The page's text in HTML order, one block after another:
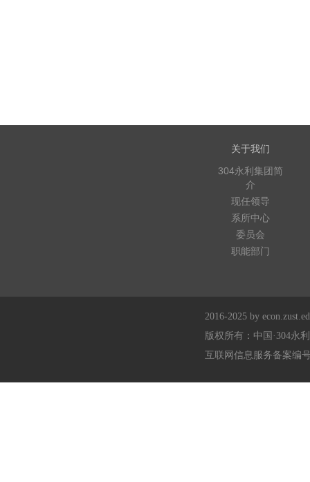
关于我们
304永利集团简
介
现任领导
系所中心
委员会
职能部门
2016-2025 by
版权所有：中国·304永
互联网信息服务备案编